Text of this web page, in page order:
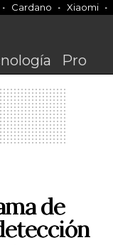
Cardano Xiaomi
Pro
de